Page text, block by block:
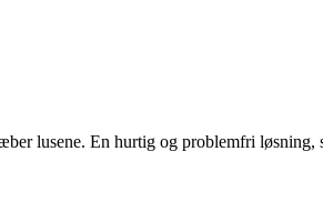
lusene. En hurtig og problemfri løsning,